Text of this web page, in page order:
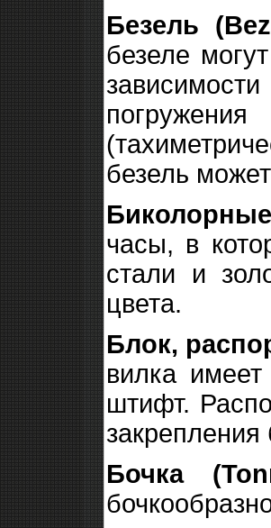
Безель
безеле
безель
часы, в
стали и
цвета.
Блок,
вилка
штифт.
закрепления
Бочка